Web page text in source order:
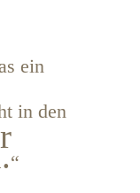
ein
in den
“